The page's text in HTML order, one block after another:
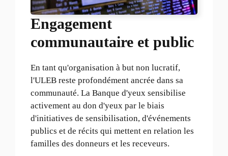
Engagement
communautaire et public
En tant qu'organisation à but non lucratif,
l'ULEB reste profondément ancrée dans sa
communauté. La Banque d'yeux sensibilise
activement au don d'yeux par le biais
d'initiatives de sensibilisation, d'événements
publics et de récits qui mettent en relation les
familles des donneurs et les receveurs.